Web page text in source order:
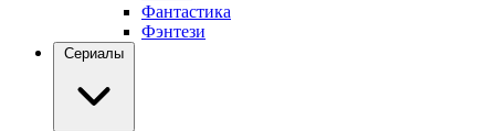
Фантастика
Фэнтези
Сериалы